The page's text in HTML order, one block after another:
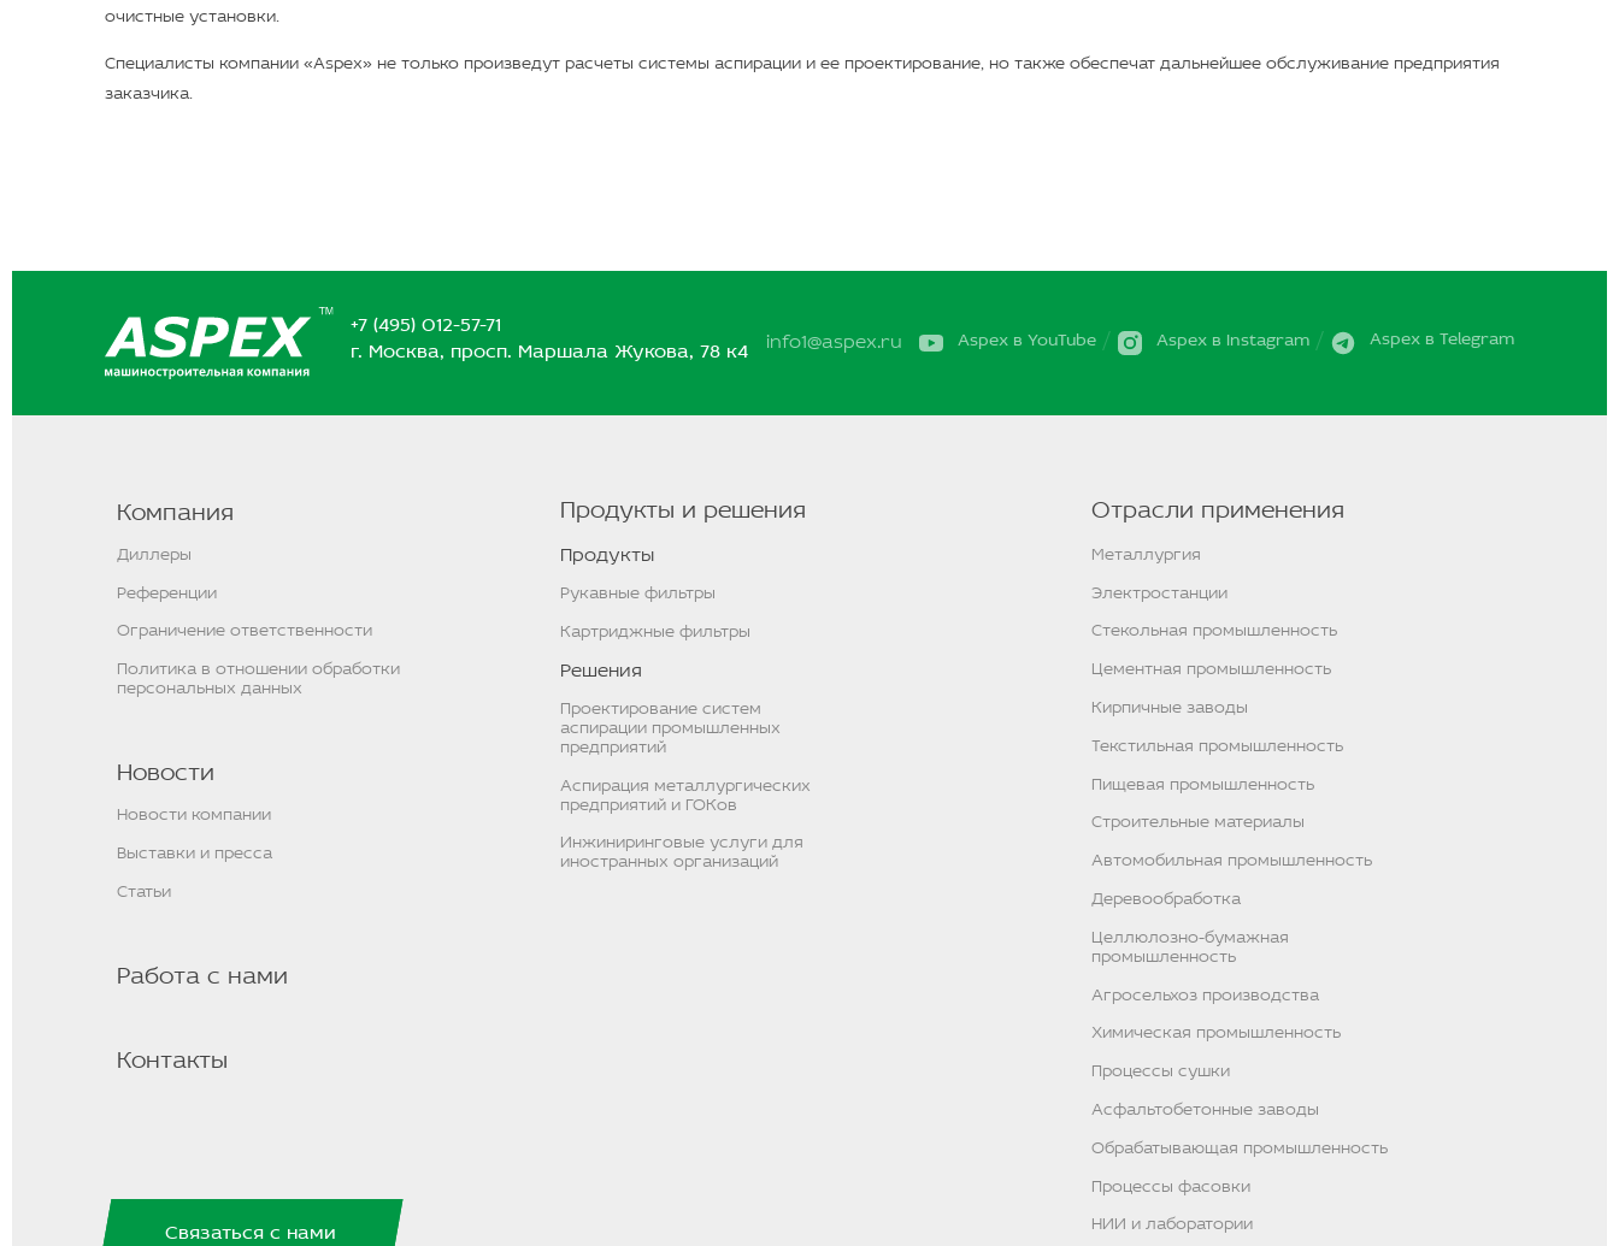
очистные установки.
Специалисты компании «Aspex» не только произведут расчеты системы аспирации и ее проектирование, но также обеспечат дальнейшее обслуживание предприятия
заказчика.
+7 (495) 012-57-71
г. Москва, просп. Маршала Жукова, 78 к4
info1@aspex.ru Aspex в YouTube Aspex в Instagram Aspex в Telegram
Компания
Диллеры
Референции
Ограничение ответственности
Политика в отношении обработки
персональных данных
Новости
Новости компании
Выставки и пресса
Статьи
Работа с нами
Контакты
Продукты и решения
Продукты
Рукавные фильтры
Картриджные фильтры
Решения
Проектирование систем
аспирации промышленных
предприятий
Аспирация металлургических
предприятий и ГОКов
Инжиниринговые услуги для
иностранных организаций
Отрасли применения
Металлургия
Электростанции
Стекольная промышленность
Цементная промышленность
Кирпичные заводы
Текстильная промышленность
Пищевая промышленность
Строительные материалы
Автомобильная промышленность
Деревообработка
Целлюлозно-бумажная
промышленность
Агросельхоз производства
Химическая промышленность
Процессы сушки
Асфальтобетонные заводы
Обрабатывающая промышленность
Процессы фасовки
НИИ и лаборатории
Связаться с нами